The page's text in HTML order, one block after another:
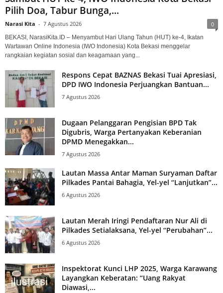
Pilih Doa, Tabur Bunga,...
Narasi Kita - 7 Agustus 2026 0
BEKASI, NarasiKita.ID – Menyambut Hari Ulang Tahun (HUT) ke-4, Ikatan
Wartawan Online Indonesia (IWO Indonesia) Kota Bekasi menggelar
rangkaian kegiatan sosial dan keagamaan yang...
Respons Cepat BAZNAS Bekasi Tuai Apresiasi,
DPD IWO Indonesia Perjuangkan Bantuan...
7 Agustus 2026
Dugaan Pelanggaran Pengisian BPD Tak
Digubris, Warga Pertanyakan Keberanian
DPMD Menegakkan...
7 Agustus 2026
Lautan Massa Antar Maman Suryaman Daftar
Pilkades Pantai Bahagia, Yel-yel “Lanjutkan”...
6 Agustus 2026
Lautan Merah Iringi Pendaftaran Nur Ali di
Pilkades Setialaksana, Yel-yel “Perubahan”...
6 Agustus 2026
Inspektorat Kunci LHP 2025, Warga Karawang
Layangkan Keberatan: “Uang Rakyat
Diawasi,...